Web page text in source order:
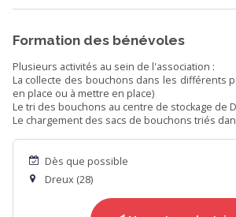
Formation des bénévoles
Plusieurs activités au sein de l'association :
La collecte des bouchons dans les différents
en place ou à mettre en place)
Le tri des bouchons au centre de stockage de
Le chargement des sacs de bouchons triés
Dès que possible
Dreux (28)